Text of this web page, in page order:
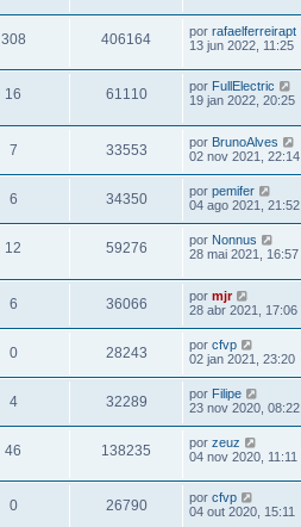
308 406164 por rafaelferreirapt
13 jun 2022, 11:25
16 61110 por FullElectric
19 jan 2022, 20:25
7 33553 por BrunoAlves
02 nov 2021, 22:14
6 34350 por pemifer
04 ago 2021, 21:52
12 59276 por Nonnus
28 mai 2021, 16:57
6 36066 por mjr
28 abr 2021, 17:06
0 28243 por cfvp
02 jan 2021, 23:20
4 32289 por Filipe
23 nov 2020, 08:22
46 138235 por zeuz
04 nov 2020, 11:11
0 26790 por cfvp
04 out 2020, 15:11